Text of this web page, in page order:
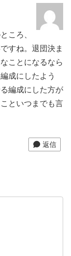
ころ、
すね。退団決ま
ことになるなら
成にしたよう
編成にした方が
といつまでも言
返信